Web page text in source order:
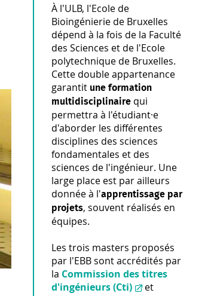
À l'ULB, l'Ecole de
Bioingénierie de Bruxelles
dépend à la fois de la Faculté
des Sciences et de l'Ecole
polytechnique de Bruxelles.
Cette double appartenance
garantit une formation
multidisciplinaire qui
permettra à l'étudiant·e
d'aborder les différentes
disciplines des sciences
fondamentales et des
sciences de l'ingénieur. Une
large place est par ailleurs
donnée à l'apprentissage par
projets, souvent réalisés en
équipes.
Les trois masters proposés
par l'EBB sont accrédités par
la Commission des titres
d'ingénieurs (Cti)
et